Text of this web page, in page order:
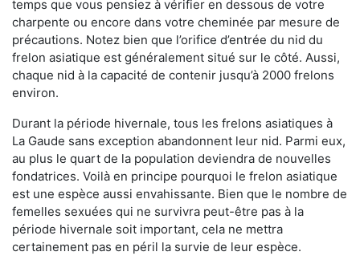
temps que vous pensiez à vérifier en dessous de votre
charpente ou encore dans votre cheminée par mesure de
précautions. Notez bien que l’orifice d’entrée du nid du
frelon asiatique est généralement situé sur le côté. Aussi,
chaque nid à la capacité de contenir jusqu’à 2000 frelons
environ.
Durant la période hivernale, tous les frelons asiatiques à
La Gaude sans exception abandonnent leur nid. Parmi eux,
au plus le quart de la population deviendra de nouvelles
fondatrices. Voilà en principe pourquoi le frelon asiatique
est une espèce aussi envahissante. Bien que le nombre de
femelles sexuées qui ne survivra peut-être pas à la
période hivernale soit important, cela ne mettra
certainement pas en péril la survie de leur espèce.